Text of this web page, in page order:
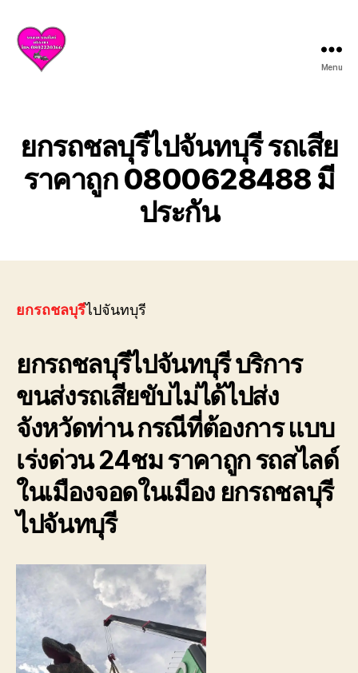
ศรีราชา
ชลบุรี
ให้
ทั้ง
เสีย
รถ
ต้องการ
ความ
ช่วย
เหลือ
ฉุกเฉิน
โทร
0800628488
Menu
ยกรถชลบุรีไปจันทบุรี รถเสีย
ราคาถูก 0800628488 มี
ประกัน
ยกรถชลบุรีไปจันทบุรี
ยกรถชลบุรีไปจันทบุรี บริการ
ขนส่งรถเสียขับไม่ได้ไปส่ง
จังหวัดท่าน กรณีที่ต้องการ แบบ
เร่งด่วน 24ชม ราคาถูก รถสไลด์
ในเมืองจอดในเมือง ยกรถชลบุรี
ไปจันทบุรี